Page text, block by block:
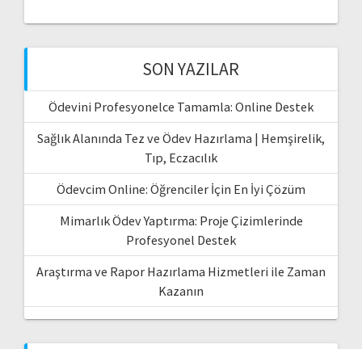
SON YAZILAR
Ödevini Profesyonelce Tamamla: Online Destek
Sağlık Alanında Tez ve Ödev Hazırlama | Hemşirelik,
Tıp, Eczacılık
Ödevcim Online: Öğrenciler İçin En İyi Çözüm
Mimarlık Ödev Yaptırma: Proje Çizimlerinde
Profesyonel Destek
Araştırma ve Rapor Hazırlama Hizmetleri ile Zaman
Kazanın